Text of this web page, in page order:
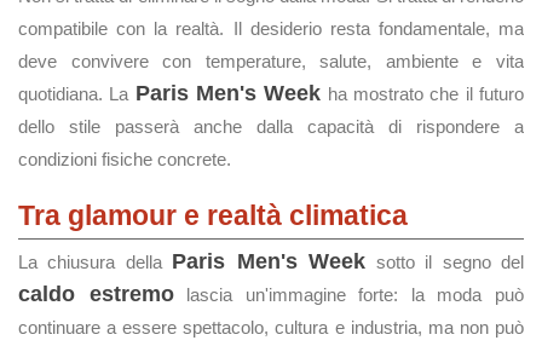
compatibile con la realtà. Il desiderio resta fondamentale, ma
deve convivere con temperature, salute, ambiente e vita
quotidiana. La Paris Men's Week ha mostrato che il futuro
dello stile passerà anche dalla capacità di rispondere a
condizioni fisiche concrete.
Tra glamour e realtà climatica
La chiusura della Paris Men's Week sotto il segno del
caldo estremolascia un'immagine forte: la moda può
continuare a essere spettacolo, cultura e industria, ma non può